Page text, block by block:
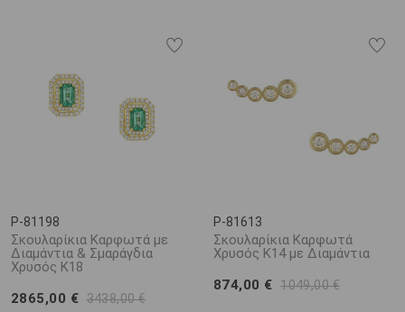
P-81198
Σκουλαρίκια Καρφωτά με
Διαμάντια & Σμαράγδια
Χρυσός K18
2865,00 € 3438,00 €
P-81613
Σκουλαρίκια Καρφωτά
Χρυσός Κ14 με Διαμάντια
874,00 € 1049,00 €